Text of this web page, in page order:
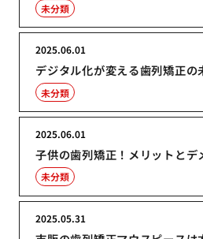
未分類
デジタル化が変える歯列矯正の
2025.06.01
未分類
子供の歯列矯正！メリットとデ
2025.06.01
未分類
2025.05.31